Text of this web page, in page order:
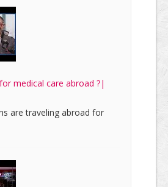
medical care abroad ?|
are traveling abroad for